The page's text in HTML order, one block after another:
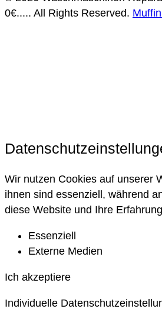
0€..... All Rights Reserved.
Wir nutzen Cookies auf unserer
ihnen sind essenziell, während
diese Website und Ihre
Essenziell
Externe Medien
Ich akzeptiere
Individuelle